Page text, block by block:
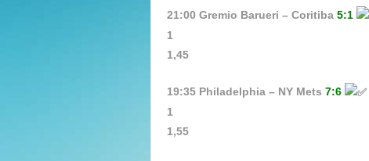
21:00 Gremio Barueri – Coritiba 5:1
1
1,45
19:35 Philadelphia – NY Mets 7:6
1
1,55